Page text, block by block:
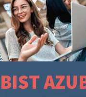
Lieber mit Papier lernen?
Zu den Papierlernkarten (
Sie sind Lehrer/-in oder
benötigen mehr als eine
Dann schreiben Sie uns
­uform@u-form.de